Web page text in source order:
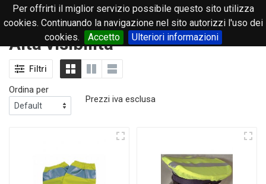
Per offrirti il miglior servizio possibile questo sito utilizza
cookies. Continuando la navigazione nel sito autorizzi l'uso dei
cookies.
Accetto Ulteriori informazioni
0
Alta visibilità
Filtri
Ordina per
Prezzi iva esclusa